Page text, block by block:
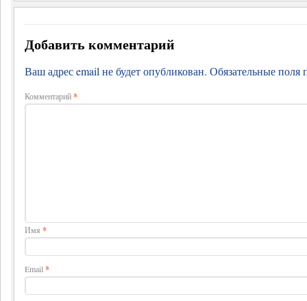
Добавить комментарий
Ваш адрес email не будет опубликован. Обязательные
Комментарий*
Имя *
Email *